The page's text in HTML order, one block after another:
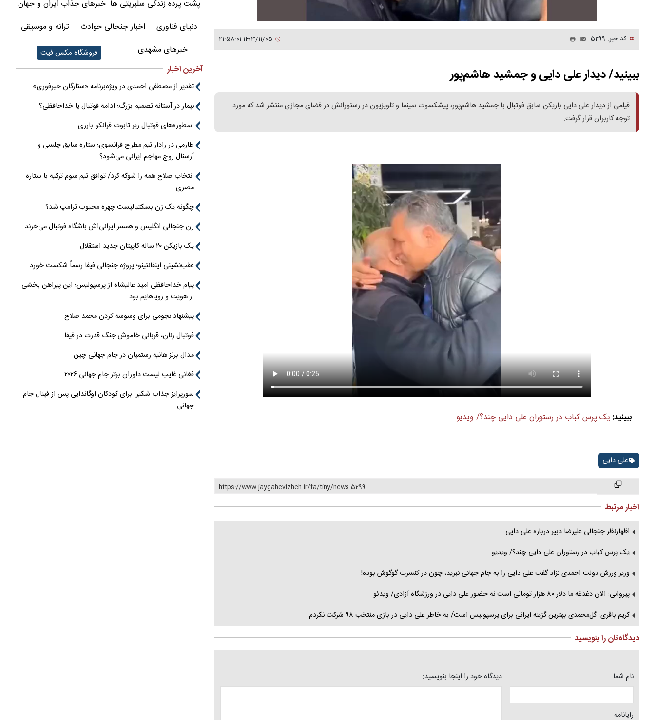
کد خبر: 5299
ببینید/ دیدار علی دایی و جمشید هاشم‌پور
فیلمی از دیدار علی دایی بازیکن سابق فوتبال با جمشید هاشم‌پور، پیشکسوت سینما و تلویزیون در رستورانش در فضای مجازی منتشر شد که مورد
توجه کاربران قرار گرفت.
ببینید: یک پرس کباب در رستوران علی دایی چند؟/ ویدیو
علی دایی
https://www.jaygahevizheh.ir/fa/tiny/news-5299
اخبار مرتبط
اظهارنظر جنجالی علیرضا دبیر درباره علی دایی
یک پرس کباب در رستوران علی دایی چند؟/ ویدیو
وزیر ورزش دولت احمدی نژاد گفت علی دایی را به جام جهانی نبرید، چون در کنسرت گوگوش بوده!
پیروانی: الان دغدغه ما دلار ۸۰ هزار تومانی است نه حضور علی دایی در ورزشگاه آزادی/ ویدئو
کریم باقری: گل‌محمدی بهترین گزینه ایرانی برای پرسپولیس است/ به خاطر علی دایی در بازی منتخب ۹۸ شرکت نکردم
دیدگاه‌تان را بنویسید
نام شما
رایانامه
دیدگاه خود را اینجا بنویسید:
پشت پرده زندگی سلبریتی ها خبرهای جذاب ایران و جهان
دنیای فناوری
اخبار جنجالی حوادث
ترانه و موسیقی
خبرهای مشهدی
فروشگاه مکس فیت
آخرین اخبار
تقدیر از مصطفی احمدی در ویژه‌برنامه «ستارگان خبرفوری»
نیمار در آستانه تصمیم بزرگ؛ ادامه فوتبال یا خداحافظی؟
اسطوره‌های فوتبال زیر تابوت فرانکو بارزی
طارمی در رادار تیم مطرح فرانسوی؛ ستاره سابق چلسی و
آرسنال زوج مهاجم ایرانی می‌شود؟
انتخاب صلاح همه را شوکه کرد/ توافق تیم سوم ترکیه با ستاره
مصری
چگونه یک زن بسکتبالیست چهره محبوب ترامپ شد؟
زن جنجالی انگلیس و همسر ایرانی‌اش باشگاه فوتبال می‌خرند
یک بازیکن ۲۰ ساله کاپیتان جدید استقلال
عقب‌نشینی اینفانتینو؛ پروژه جنجالی فیفا رسماً شکست خورد
پیام خداحافظی امید عالیشاه از پرسپولیس؛ این پیراهن بخشی
از هویت و رویاهایم بود
پیشنهاد نجومی برای وسوسه کردن محمد صلاح
فوتبال زنان، قربانی خاموش جنگ قدرت در فیفا
مدال برنز هانیه رستمیان در جام جهانی چین
فغانی غایب لیست داوران برتر جام جهانی ۲۰۲۶
سورپرایز جذاب شکیرا برای کودکان اوگاندایی پس از فینال جام
جهانی